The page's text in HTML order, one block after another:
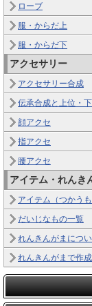
ローブ
服・からだ上
服・からだ下
アクセサリー
アクセサリー合成
伝承合成と上位・
顔アクセ
指アクセ
腰アクセ
アイテム・れんき
アイテム（つかう
だいじなもの一覧
れんきんがまにつ
れんきんがまで作